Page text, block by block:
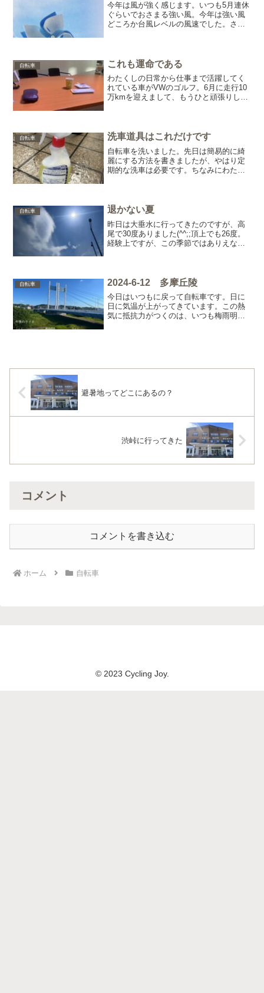
今年は風が強く感じます。いつも5月連休
ぐらいでおさまる強い風。今年は強い風
どころか台風レベルの風速でした。さす
んイライラしたりします...
自転車 これも運命である
わたくしの日常から仕事まで活躍してく
れている車がVWのゴルフ。6月に走行10
万kmを迎えまして、もうひと頑張りして
ろ来るかなと...
自転車 洗車道具はこれだけです
自転車を洗いました。先日は簡易的に綺
麗にする方法を書きましたが、やはり定
期的な洗車は必要です。ちなみにわたく
は自転車の洗車ってスプ...
自転車 退かない夏
昨日は大垂水に行ってきたのですが、高
尾で30度ありました(^^;;頂上でも26度。
経験上ですが、この季節ではありえない
と、この辺は積...
自転車 2024-6-12 多摩丘陵
今日はいつもに戻って自転車です。日に
日に気温が上がってきています。この熱
気に抵抗力がつくのは、いつも梅雨明け
避暑地ってどこにあるの？
渋峠に行ってきた
コメント
コメントを書き込む
ホーム 自転車
© 2023 Cycling Joy.